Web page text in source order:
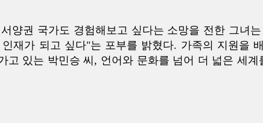
양권 국가도 경험해보고 싶다는 소망을 전한 그녀
재가 되고 싶다"는 포부를 밝혔다. 가족의 지원을
고 있는 박민승 씨, 언어와 문화를 넘어 더 넓은 세계